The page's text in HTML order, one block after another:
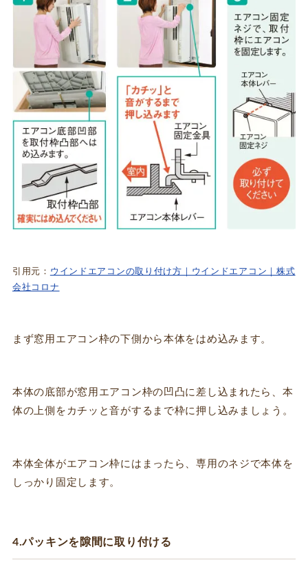
引用元： ウインドエアコンの取り付け方｜ウインドエアコン｜株式
会社コロナ
まず窓用エアコン枠の下側から本体をはめ込みます。
本体の底部が窓用エアコン枠の凹凸に差し込まれたら、本
体の上側をカチッと音がするまで枠に押し込みましょう。
本体全体がエアコン枠にはまったら、専用のネジで本体を
しっかり固定します。
4.パッキンを隙間に取り付ける